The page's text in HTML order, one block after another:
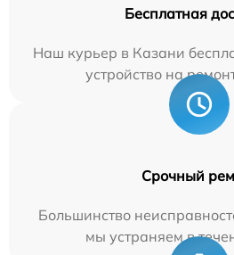
Бесплатная
Наш курьер в Казани
устройство на
Срочный
Большинство
мы устраняем в